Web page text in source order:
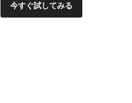
今すぐ試してみる